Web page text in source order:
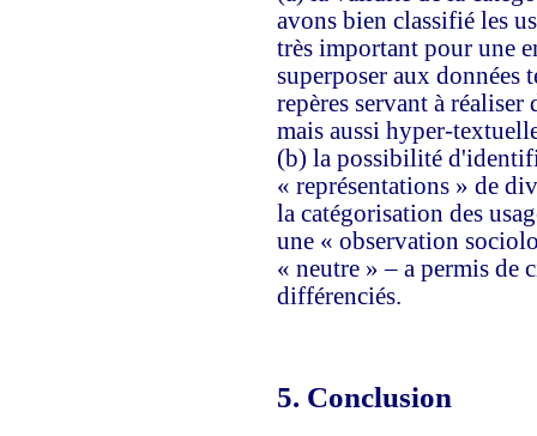
avons bien classifié les
très important pour une
superposer aux données
repères servant à
mais aussi hyper-
(b) la possibilité
« représentations » de
la catégorisation des
une « observation
« neutre » – a permis de
différenciés.
5. Conclusion